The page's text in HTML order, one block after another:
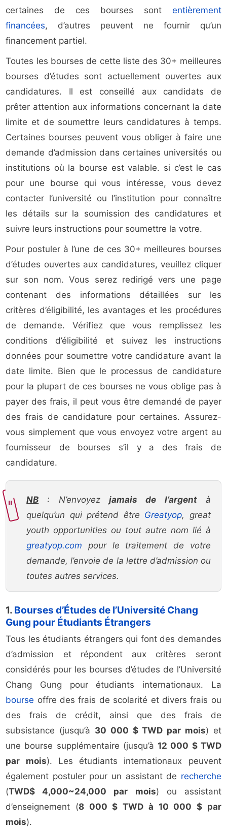
certaines de ces bourses sont entièrement
financées, d’autres peuvent ne fournir qu’un
financement partiel.
Toutes les bourses de cette liste des 30+ meilleures
bourses d’études sont actuellement ouvertes aux
candidatures. Il est conseillé aux candidats de
prêter attention aux informations concernant la date
limite et de soumettre leurs candidatures à temps.
Certaines bourses peuvent vous obliger à faire une
demande d’admission dans certaines universités ou
institutions où la bourse est valable. si c’est le cas
pour une bourse qui vous intéresse, vous devez
contacter l’université ou l’institution pour connaître
les détails sur la soumission des candidatures et
suivre leurs instructions pour soumettre la votre.
Pour postuler à l’une de ces 30+ meilleures bourses
d’études ouvertes aux candidatures, veuillez cliquer
sur son nom. Vous serez redirigé vers une page
contenant des informations détaillées sur les
critères d’éligibilité, les avantages et les procédures
de demande. Vérifiez que vous remplissez les
conditions d’éligibilité et suivez les instructions
données pour soumettre votre candidature avant la
date limite. Bien que le processus de candidature
pour la plupart de ces bourses ne vous oblige pas à
payer des frais, il peut vous être demandé de payer
des frais de candidature pour certaines. Assurez-
vous simplement que vous envoyez votre argent au
fournisseur de bourses s’il y a des frais de
candidature.
NB : N’envoyez jamais de l’argentà
quelqu’un qui prétend être Greatyop, great
youth opportunities ou tout autre nom lié à
greatyop.com pour le traitement de votre
demande, l’envoie de la lettre d’admission ou
toutes autres services.
1. Bourses d’Études de l’Université Chang
Gung pour Étudiants Étrangers
Tous les étudiants étrangers qui font des demandes
d’admission et répondent aux critères seront
considérés pour les bourses d’études de l’Université
Chang Gung pour étudiants internationaux. La
bourse offre des frais de scolarité et divers frais ou
des frais de crédit, ainsi que des frais de
subsistance (jusqu’à 30 000 $ TWD par mois) et
une bourse supplémentaire (jusqu’à12 000 $ TWD
par mois). Les étudiants internationaux peuvent
également postuler pour un assistant de recherche
(TWD$ 4,000~24,000 par mois) ou assistant
d’enseignement (8 000 $ TWD à 10 000 $ par
mois).